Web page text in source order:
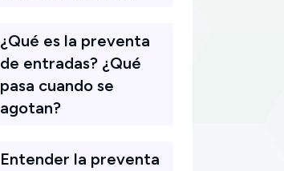
¿Qué es la preventa
de entradas? ¿Qué
pasa cuando se
agotan?
Entender la preventa